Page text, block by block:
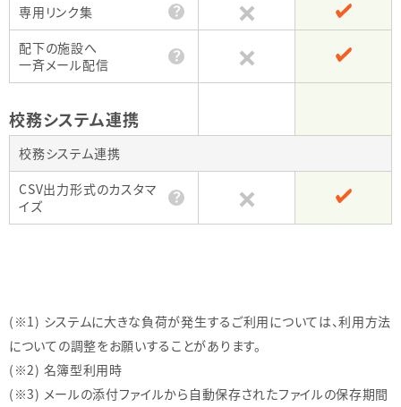
専用リンク集 ？
配下の施設へ
一斉メール配信
？
校務システム連携
校務システム連携
CSV出力形式のカスタマ
イズ
？
(※1) システムに大きな負荷が発生するご利用については、利用方法
についての調整をお願いすることがあります。
(※2) 名簿型利用時
(※3) メールの添付ファイルから自動保存されたファイルの保存期間